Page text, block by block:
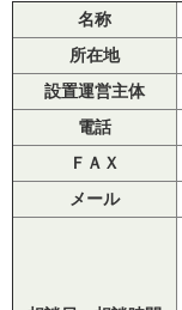
名称
所在地
設置運営主体
電話
ＦＡＸ
メール